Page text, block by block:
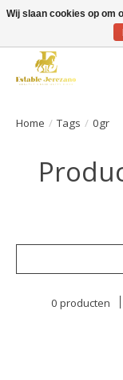
Gratis verzending vanaf
Home / Tags / 0gr
0 producten
Wij slaan cookies op om